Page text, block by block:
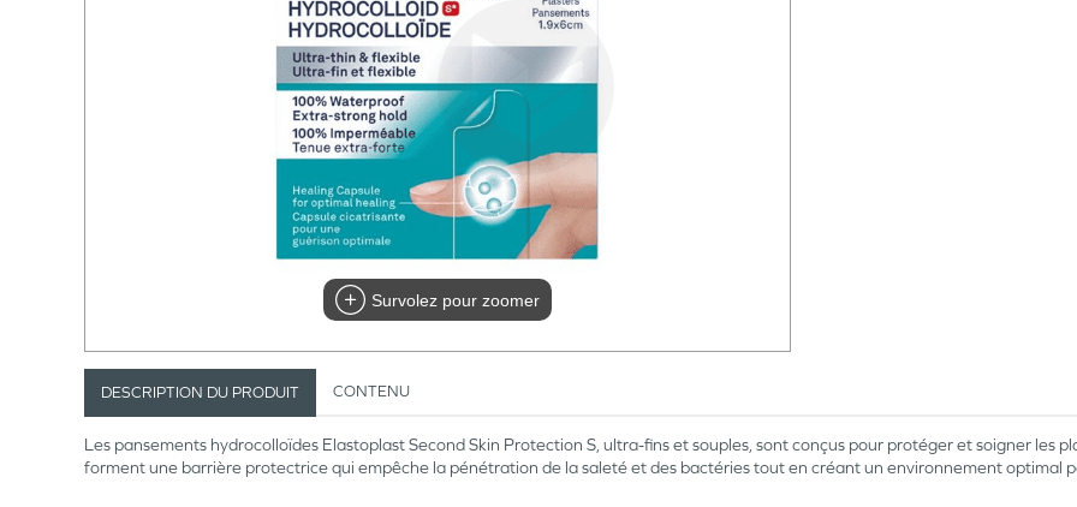
Survolez pour zoomer
DESCRIPTION DU PRODUIT CONTENU
Les pansements hydrocolloïdes Elastoplast Second Skin Protection S, ultra-fins et souples, sont conçus pour protéger et soigner les
forment une barrière protectrice qui empêche la pénétration de la saleté et des bactéries tout en créant un environnement optimal